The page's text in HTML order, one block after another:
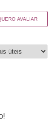
AVALIAR